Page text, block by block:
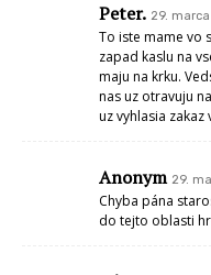
Peter. 29.
To iste mame vo
zapad kaslu na
maju na krku.
nas uz otravuju
uz vyhlasia
Anonym 29.
Chyba pána
do tejto oblasti